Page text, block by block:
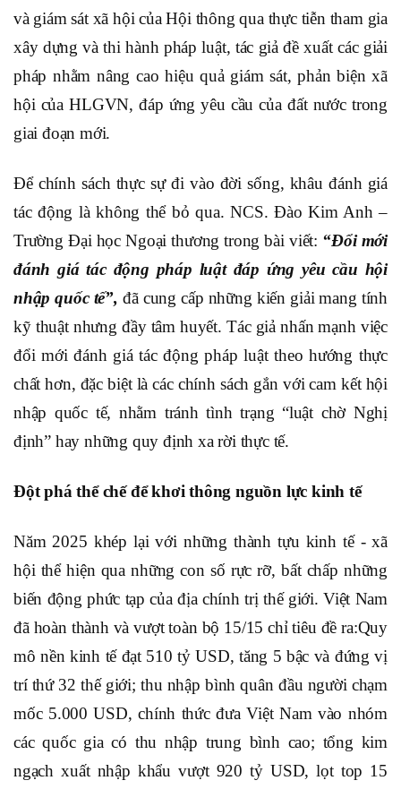
và giám sát xã hội của Hội thông qua thực tiễn tham gia
xây dựng và thi hành pháp luật, tác giả đề xuất các giải
pháp nhằm nâng cao hiệu quả giám sát, phản biện xã
hội của HLGVN, đáp ứng yêu cầu của đất nước trong
giai đoạn mới.
Để chính sách thực sự đi vào đời sống, khâu đánh giá
tác động là không thể bỏ qua. NCS. Đào Kim Anh –
Trường Đại học Ngoại thương trong bài viết: “Đổi mới
đánh giá tác động pháp luật đáp ứng yêu cầu hội
nhập quốc tế”,đã cung cấp những kiến giải mang tính
kỹ thuật nhưng đầy tâm huyết. Tác giả nhấn mạnh việc
đổi mới đánh giá tác động pháp luật theo hướng thực
chất hơn, đặc biệt là các chính sách gắn với cam kết hội
nhập quốc tế, nhằm tránh tình trạng “luật chờ Nghị
định” hay những quy định xa rời thực tế.
Đột phá thể chế để khơi thông nguồn lực kinh tế
Năm 2025 khép lại với những thành tựu kinh tế - xã
hội thể hiện qua những con số rực rỡ, bất chấp những
biến động phức tạp của địa chính trị thế giới. Việt Nam
đã hoàn thành và vượt toàn bộ 15/15 chỉ tiêu đề ra:Quy
mô nền kinh tế đạt 510 tỷ USD, tăng 5 bậc và đứng vị
trí thứ 32 thế giới; thu nhập bình quân đầu người chạm
mốc 5.000 USD, chính thức đưa Việt Nam vào nhóm
các quốc gia có thu nhập trung bình cao; tổng kim
ngạch xuất nhập khẩu vượt 920 tỷ USD, lọt top 15